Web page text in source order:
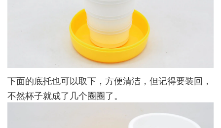
下面的底托也可以取下，方便清洁，但记得要装回，
不然杯子就成了几个圈圈了。